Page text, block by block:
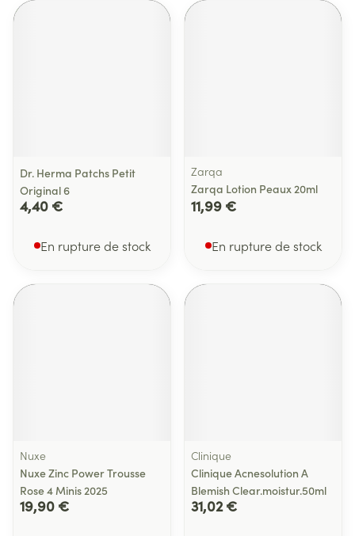
Dr. Herma Patchs Petit
Original 6
4,40 €
En rupture de stock
Zarqa
Zarqa Lotion Peaux 20ml
11,99 €
En rupture de stock
Nuxe
Nuxe Zinc Power Trousse
Rose 4 Minis 2025
19,90 €
Clinique
Clinique Acnesolution A
Blemish Clear.moistur.50ml
31,02 €